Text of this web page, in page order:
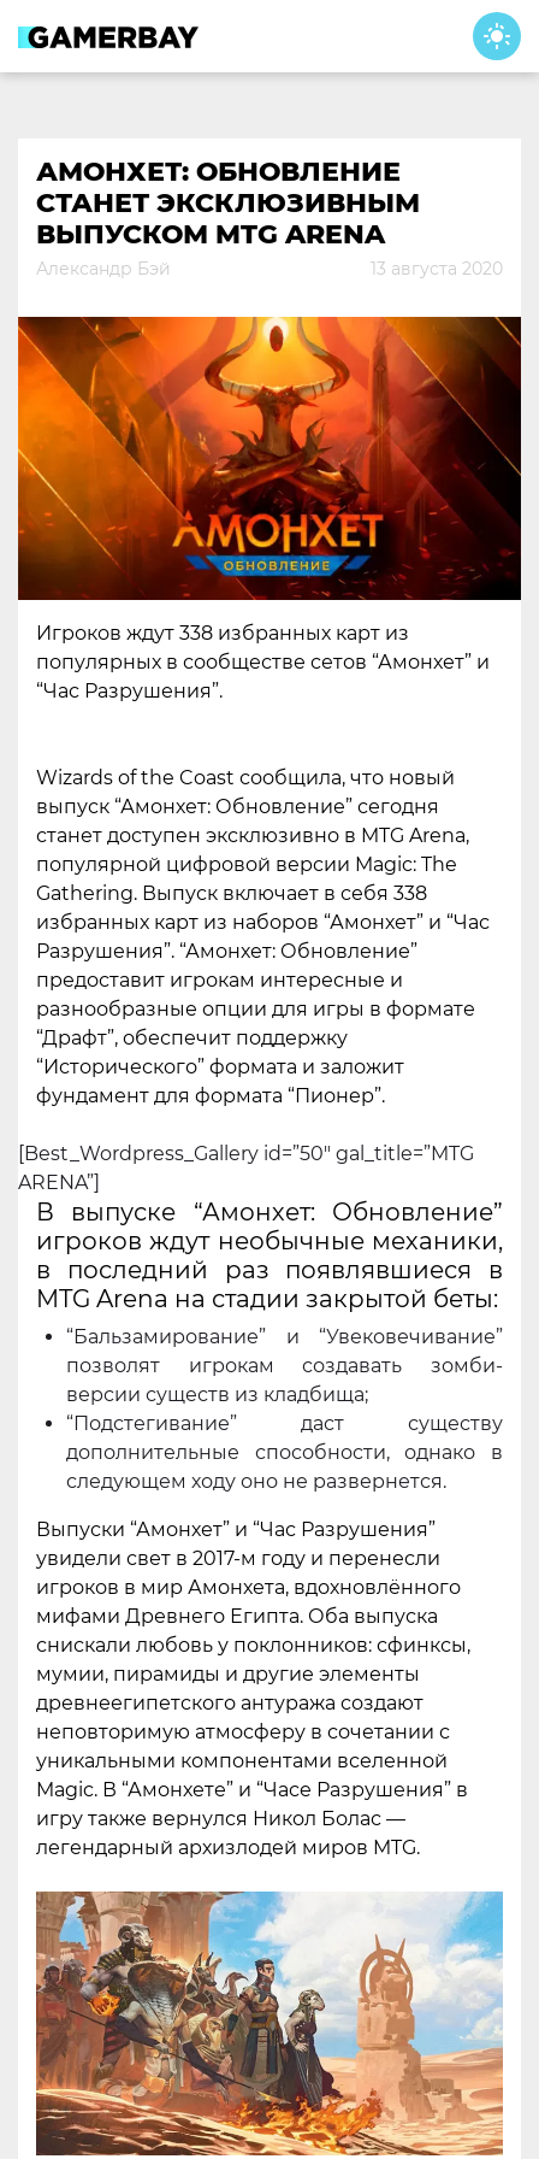
content
АМОНХЕТ: ОБНОВЛЕНИЕ
СТАНЕТ ЭКСКЛЮЗИВНЫМ
ВЫПУСКОМ MTG ARENA
Александр Бэй 13 августа 2020
Игроков ждут 338 избранных карт из
популярных в сообществе сетов “Амонхет” и
“Час Разрушения”.
Wizards of the Coast сообщила, что новый
выпуск “Амонхет: Обновление” сегодня
станет доступен эксклюзивно в MTG Arena,
популярной цифровой версии Magic: The
Gathering. Выпуск включает в себя 338
избранных карт из наборов “Амонхет” и “Час
Разрушения”. “Амонхет: Обновление”
предоставит игрокам интересные и
разнообразные опции для игры в формате
“Драфт”, обеспечит поддержку
“Исторического” формата и заложит
фундамент для формата “Пионер”.
[Best_Wordpress_Gallery id=”50″ gal_title=”MTG
ARENA”]
В выпуске “Амонхет: Обновление”
игроков ждут необычные механики,
в последний раз появлявшиеся в
MTG Arena на стадии закрытой беты:
“Бальзамирование” и “Увековечивание”
позволят игрокам создавать зомби-
версии существ из кладбища;
“Подстегивание” даст существу
дополнительные способности, однако в
следующем ходу оно не развернется.
Выпуски “Амонхет” и “Час Разрушения”
увидели свет в 2017-м году и перенесли
игроков в мир Амонхета, вдохновлённого
мифами Древнего Египта. Оба выпуска
снискали любовь у поклонников: сфинксы,
мумии, пирамиды и другие элементы
древнеегипетского антуража создают
неповторимую атмосферу в сочетании с
уникальными компонентами вселенной
Magic. В “Амонхете” и “Часе Разрушения” в
игру также вернулся Никол Болас —
легендарный архизлодей миров MTG.